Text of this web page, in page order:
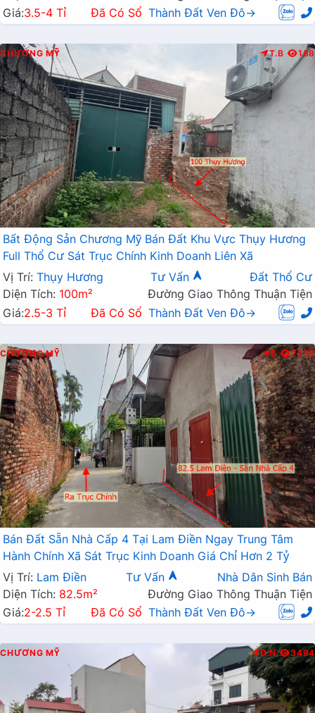
Giá:3.5-4 Tỉ Đã Có Sổ Thành Đất Ven Đô→
CHƯƠNG MỸ T.B 168
Bất Động Sản Chương Mỹ Bán Đất Khu Vực Thụy Hương
Full Thổ Cư Sát Trục Chính Kinh Doanh Liên Xã
Vị Trí: Thụy Hương Tư Vấn
Đất Thổ Cư
Diện Tích: 100m²
Đường Giao Thông Thuận Tiện
Giá:2.5-3 Tỉ Đã Có Sổ Thành Đất Ven Đô→
CHƯƠNG MỸ B 7035
Bán Đất Sẵn Nhà Cấp 4 Tại Lam Điền Ngay Trung Tâm
Hành Chính Xã Sát Trục Kinh Doanh Giá Chỉ Hơn 2 Tỷ
Vị Trí: Lam Điền Tư Vấn
Nhà Dân Sinh Bán
Diện Tích: 82.5m²
Đường Giao Thông Thuận Tiện
Giá:2-2.5 Tỉ Đã Có Sổ Thành Đất Ven Đô→
CHƯƠNG MỸ Đ.N 3494